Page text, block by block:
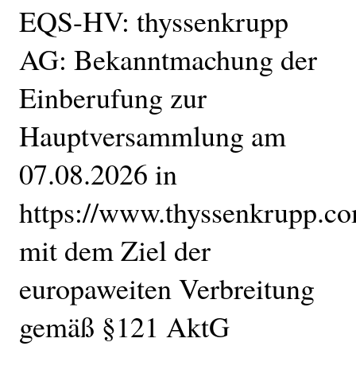
EQS-HV: thyssenkrupp
AG: Bekanntmachung der
Einberufung zur
Hauptversammlung am
07.08.2026 in
https://
mit dem Ziel der
europaweiten Verbreitung
gemäß §121 AktG